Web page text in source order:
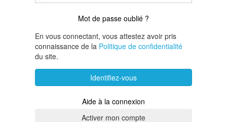
Mot de passe oublié ?
En vous connectant, vous attestez avoir pris
connaissance de la Politique de confidentialité
du site.
Identifiez-vous
Aide à la connexion